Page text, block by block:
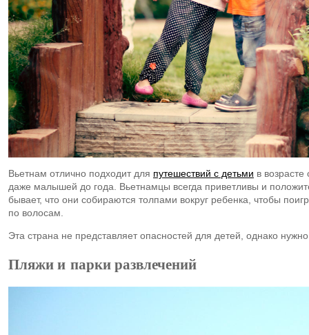
Вьетнам отлично подходит для путешествий с детьми в
даже малышей до года. Вьетнамцы всегда приветливы и
бывает, что они собираются толпами вокруг ребенка, чтобы
по волосам.
Эта страна не представляет опасностей для детей, однако
Пляжи и парки развлечений